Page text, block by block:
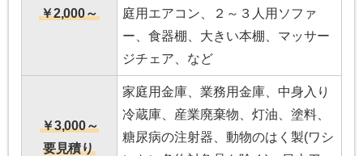
￥2,000～
庭用エアコン、２～３人用ソファ
ー、食器棚、大きい本棚、マッサー
ジチェア、など
￥3,000～
要見積り
家庭用金庫、業務用金庫、中身入り
冷蔵庫、産業廃棄物、灯油、塗料、
糖尿病の注射器、動物のはく製(ワシ